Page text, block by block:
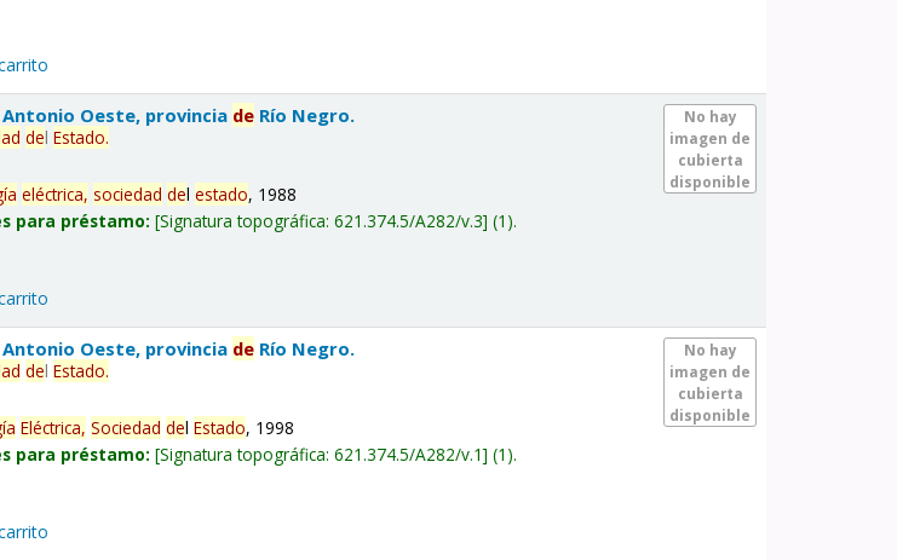
No hay
imagen de
cubierta
disponible
Oeste, provincia de Río Negro.
delEstado.
eléctrica, sociedad delestado, 1988
para préstamo: Signatura topográfica:621.374.5/A282/v.3 (1).
No hay
imagen de
cubierta
disponible
Oeste, provincia de Río Negro.
delEstado.
Eléctrica, Sociedad delEstado, 1998
para préstamo: Signatura topográfica:621.374.5/A282/v.1 (1).